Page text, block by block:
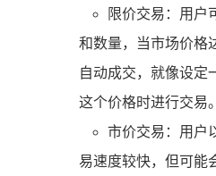
限价交易：用户
和数量，当市场价格
自动成交，就像设定
这个价格时进行交易。
市价交易：用户
易速度较快，但可能